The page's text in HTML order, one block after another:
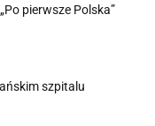
pierwsze Polska”
szpitalu